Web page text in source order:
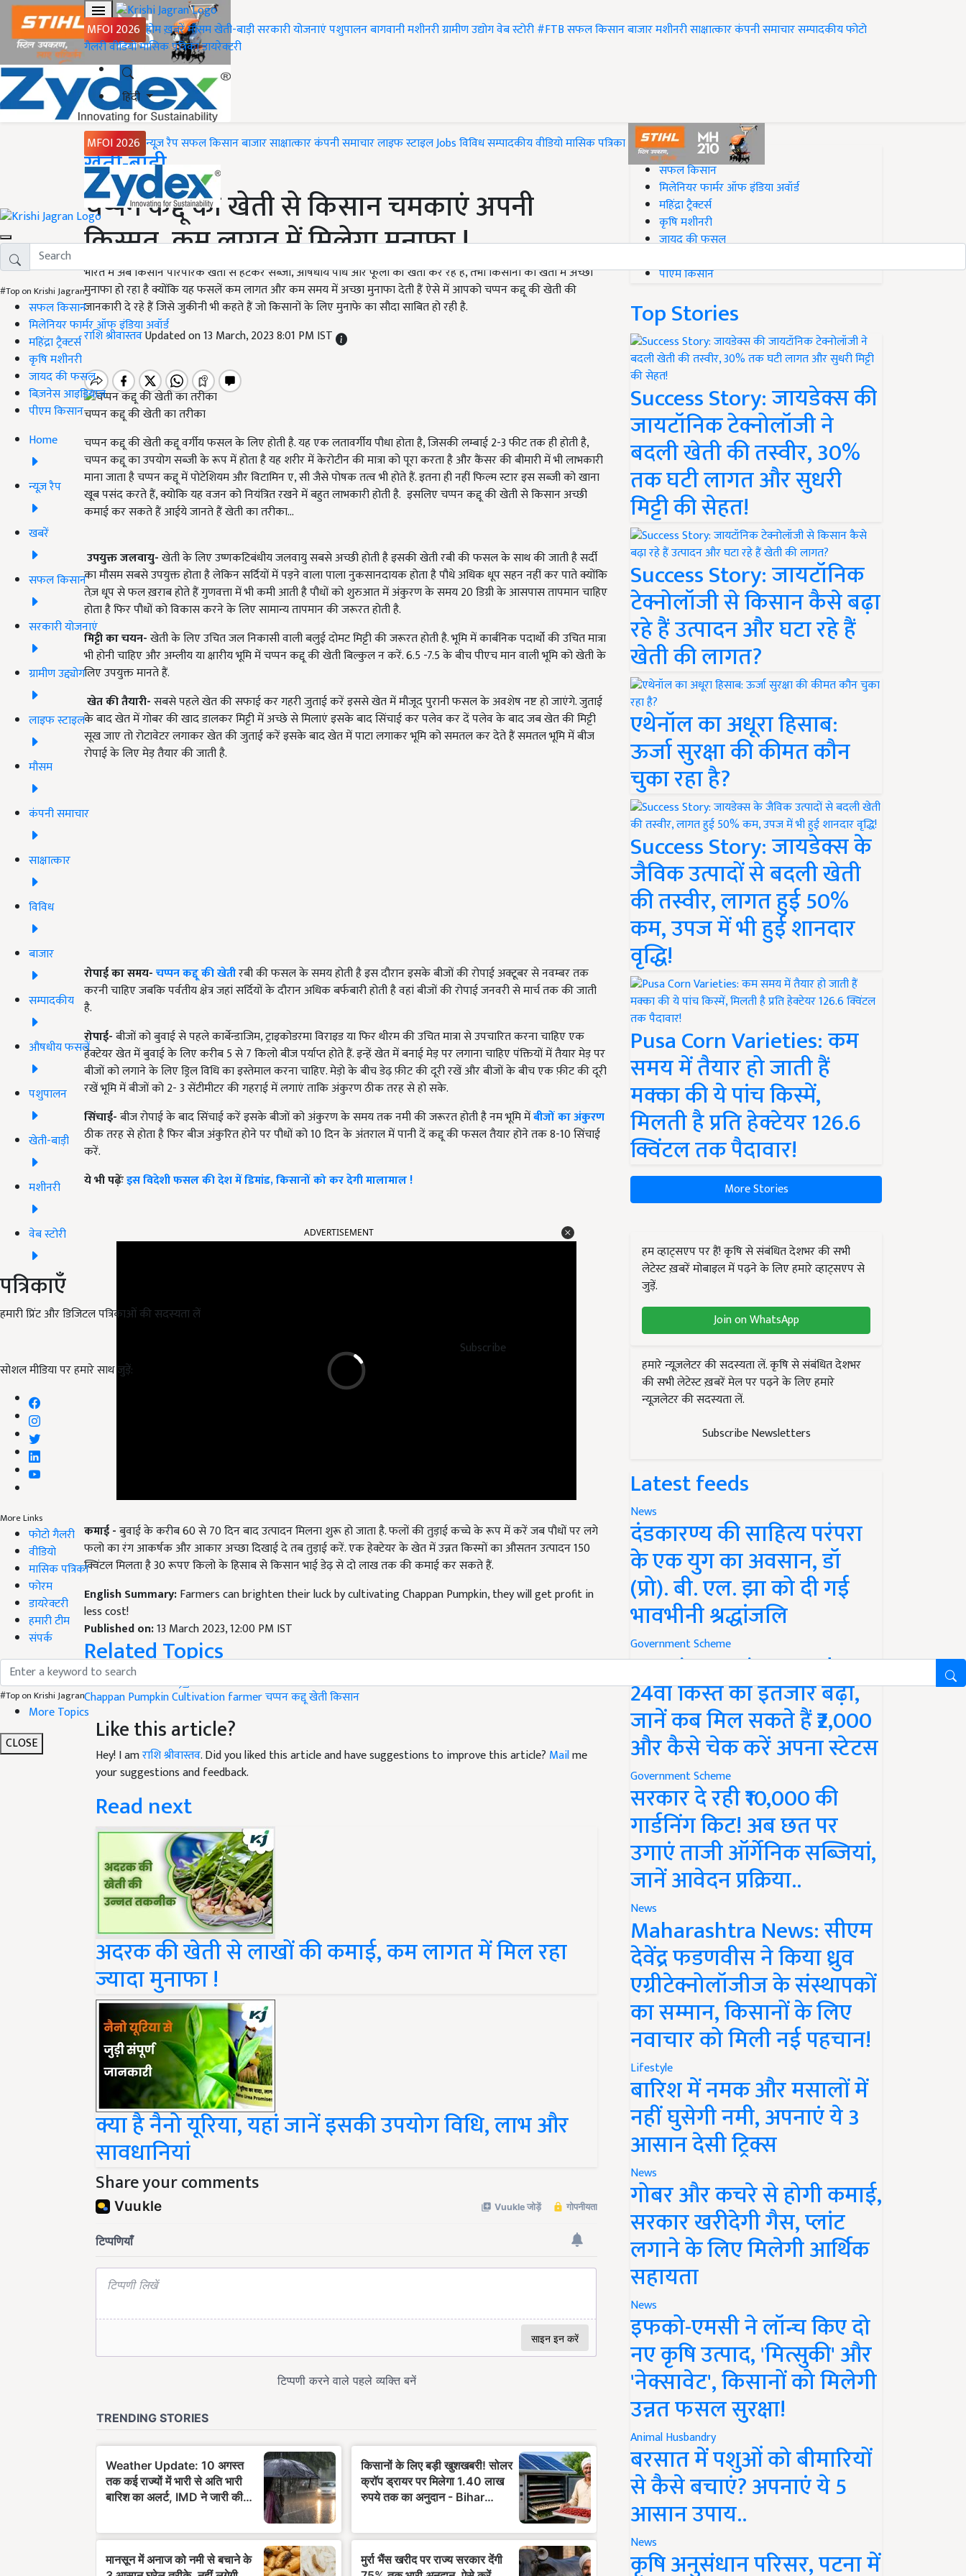
MFOI 2026 होमख़बरेंमौसमखेती-बाड़ीसरकारी योजनाएंपशुपालनबागवानीमशीनरीग्रामीण उद्योगवेब स्टोरी#FTBसफल किसानबाजारमशीनरीसाक्षात्कारकंपनी समाचारसम्पादकीयफोटो
गैलरीवीडियोमासिक पत्रिकाडायरेक्टरी
हिंदी
MFOI 2026 न्यूज़ रैपसफल किसानबाजारसाक्षात्कारकंपनी समाचारलाइफ स्टाइलJobsविविधसम्पादकीयवीडियोमासिक पत्रिका
#Top on Krishi Jagran
सफल किसान
मिलेनियर फार्मर ऑफ इंडिया अवॉर्ड
महिंद्रा ट्रैक्टर्स
कृषि मशीनरी
जायद की फसल
बिज़नेस आइडियाज
पीएम किसान
Home
न्यूज़ रैप
खबरें
सफल किसान
सरकारी योजनाएं
ग्रामीण उद्द्योग
लाइफ स्टाइल
मौसम
कंपनी समाचार
साक्षात्कार
विविध
बाजार
सम्पादकीय
औषधीय फसलें
पशुपालन
खेती-बाड़ी
मशीनरी
वेब स्टोरी
पत्रिकाएँ
हमारी प्रिंट और डिजिटल पत्रिकाओं की सदस्यता लें
Subscribe
सोशल मीडिया पर हमारे साथ जुड़ें:
More Links
फोटो गैलरी
वीडियो
मासिक पत्रिका
फोरम
डायरेक्टरी
हमारी टीम
संपर्क
#Top on Krishi Jagran
More Topics
CLOSE
Home
खेती-बाड़ी
चप्पन कद्दू की खेती से किसान चमकाएं अपनी
किस्मत, कम लागत में मिलेगा मुनाफा !
भारत में अब किसान पारंपरिक खेती से हटकर सब्जी, औषधीय पौधे और फूलों की खेती कर रहे हैं, तभी किसानों को खेती में अच्छा
मुनाफा हो रहा है क्योंकि यह फसलें कम लागत और कम समय में अच्छा मुनाफा देती हैं ऐसे में आपको चप्पन कद्दू की खेती की
जानकारी दे रहे हैं जिसे जुकीनी भी कहते हैं जो किसानों के लिए मुनाफे का सौदा साबित हो रही है.
राशि श्रीवास्तवUpdated on 13 March, 2023 8:01 PM IST
चप्पन कद्दू की खेती का तरीका
चप्पन कद्दू की खेती कद्दू वर्गीय फसल के लिए होती है. यह एक लतावर्गीय पौधा होता है, जिसकी लम्बाई 2-3 फीट तक ही होती है,
चप्पन कद्दू का उपयोग सब्जी के रूप में होता है यह शरीर में केरोटीन की मात्रा को पूरा करता है और कैंसर की बीमारी में भी लाभकारी
माना जाता है चप्पन कद्दू में पोटेशियम और विटामिन ए, सी जैसे पोषक तत्व भी होते हैं. इतना ही नहीं फिल्म स्टार इस सब्जी को खाना
खूब पसंद करते हैं, क्योकि यह वजन को नियंत्रित रखने में बहुत लाभकारी होती है. इसलिए चप्पन कद्दू की खेती से किसान अच्छी
कमाई कर सकते हैं आईये जानते हैं खेती का तरीका...
उपयुक्त जलवायु-खेती के लिए उष्णकटिबंधीय जलवायु सबसे अच्छी होती है इसकी खेती रबी की फसल के साथ की जाती है सर्दी
का मौसम सबसे उपयुक्त होता है लेकिन सर्दियों में पड़ने वाला पाला नुकसानदायक होता है पौधे अधिक धूप सहन नहीं कर पाते क्योंकि
तेज़ धूप से फल ख़राब होते हैं गुणवत्ता में भी कमी आती है पौधों को शुरुआत में अंकुरण के समय 20 डिग्री के आसपास तापमान चाहिए
होता है फिर पौधों को विकास करने के लिए सामान्य तापमान की जरूरत होती है.
मिट्टी का चयन-खेती के लिए उचित जल निकासी वाली बलुई दोमट मिट्टी की जरूरत होती है. भूमि में कार्बनिक पदार्थो की उचित मात्रा
भी होनी चाहिए और अम्लीय या क्षारीय भूमि में चप्पन कद्दू की खेती बिल्कुल न करें. 6.5 -7.5 के बीच पीएच मान वाली भूमि को खेती के
लिए उपयुक्त मानते हैं.
खेत की तैयारी-सबसे पहले खेत की सफाई कर गहरी जुताई करें इससे खेत में मौजूद पुरानी फसल के अवशेष नष्ट हो जाएंगे. जुताई
के बाद खेत में गोबर की खाद डालकर मिट्टी में अच्छे से मिलाएं इसके बाद सिंचाई कर पलेव कर दें पलेव के बाद जब खेत की मिट्टी
सूख जाए तो रोटावेटर लगाकर खेत की जुताई करें इसके बाद खेत में पाटा लगाकर भूमि को समतल कर देते हैं समतल भूमि में बीज
रोपाई के लिए मेड़ तैयार की जाती है.
रोपाई का समय-चप्पन कद्दू की खेतीरबी की फसल के समय होती है इस दौरान इसके बीजों की रोपाई अक्टूबर से नवम्बर तक
करनी चाहिए जबकि पर्वतीय क्षेत्र जहां सर्दियों के दौरान अधिक बर्फबारी होती है वहां बीजों की रोपाई जनवरी से मार्च तक की जाती
है.
रोपाई-बीजों को बुवाई से पहले कार्बेन्डाजिम, ट्राइकोडरमा विराइड या फिर थीरम की उचित मात्रा से उपचारित करना चाहिए एक
हेक्टेयर खेत में बुवाई के लिए करीब 5 से 7 किलो बीज पर्याप्त होते हैं. इन्हें खेत में बनाई मेड़ पर लगाना चाहिए पंक्तियों में तैयार मेड़ पर
बीजों को लगाने के लिए ड्रिल विधि का इस्तेमाल करना चाहिए. मेड़ो के बीच डेढ़ फ़ीट की दूरी रखें और बीजों के बीच एक फ़ीट की दूरी
रखें भूमि में बीजों को 2- 3 सेंटीमीटर की गहराई में लगाएं ताकि अंकुरण ठीक तरह से हो सके.
सिंचाई-बीज रोपाई के बाद सिंचाई करें इसके बीजों को अंकुरण के समय तक नमी की जरूरत होती है नम भूमि मेंबीजों का अंकुरण
ठीक तरह से होता है फिर बीज अंकुरित होने पर पौधों को 10 दिन के अंतराल में पानी दें कद्दू की फसल तैयार होने तक 8-10 सिंचाई
करें.
ये भी पढ़ेंःइस विदेशी फसल की देश में डिमांड, किसानों को कर देगी मालामाल !
ADVERTISEMENT
कमाई -बुवाई के करीब 60 से 70 दिन बाद उत्पादन मिलना शुरू हो जाता है. फलों की तुड़ाई कच्चे के रूप में करें जब पौधों पर लगे
फलो का रंग आकर्षक और आकार अच्छा दिखाई दे तब तुड़ाई करें. एक हेक्टेयर के खेत में उन्नत किस्मों का औसतन उत्पादन 150
क्विंटल मिलता है 30 रूपए किलो के हिसाब से किसान भाई डेढ़ से दो लाख तक की कमाई कर सकते हैं.
English Summary:Farmers can brighten their luck by cultivating Chappan Pumpkin, they will get profit in
less cost!
Published on:13 March 2023, 12:00 PM IST
Related Topics
Vegetable Farming
Chappan PumpkinCultivationfarmerचप्पन कद्दूखेतीकिसान
Like this article?
Hey! I amराशि श्रीवास्तव. Did you liked this article and have suggestions to improve this article? Mailme
your suggestions and feedback.
Read next
अदरक की खेती से लाखों की कमाई, कम लागत में मिल रहा
ज्यादा मुनाफा !
क्या है नैनो यूरिया, यहां जानें इसकी उपयोग विधि, लाभ और
सावधानियां
Share your comments
#Top on Krishi Jagran
सफल किसान
मिलेनियर फार्मर ऑफ इंडिया अवॉर्ड
महिंद्रा ट्रैक्टर्स
कृषि मशीनरी
जायद की फसल
पीएम किसान
Top Stories
Success Story: जायडेक्स की
जायटॉनिक टेक्नोलॉजी ने
बदली खेती की तस्वीर, 30%
तक घटी लागत और सुधरी
मिट्टी की सेहत!
Success Story: जायटॉनिक
टेक्नोलॉजी से किसान कैसे बढ़ा
रहे हैं उत्पादन और घटा रहे हैं
खेती की लागत?
एथेनॉल का अधूरा हिसाब:
ऊर्जा सुरक्षा की कीमत कौन
चुका रहा है?
Success Story: जायडेक्स के
जैविक उत्पादों से बदली खेती
की तस्वीर, लागत हुई 50%
कम, उपज में भी हुई शानदार
वृद्धि!
Pusa Corn Varieties: कम
समय में तैयार हो जाती हैं
मक्का की ये पांच किस्में,
मिलती है प्रति हेक्टेयर 126.6
क्विंटल तक पैदावार!
More Stories
हम व्हाट्सएप पर हैं! कृषि से संबंधित देशभर की सभी
लेटेस्ट ख़बरें मोबाइल में पढ़ने के लिए हमारे व्हाट्सएप से
जुड़ें.
Join on WhatsApp
हमारे न्यूज़लेटर की सदस्यता लें. कृषि से संबंधित देशभर
की सभी लेटेस्ट ख़बरें मेल पर पढ़ने के लिए हमारे
न्यूज़लेटर की सदस्यता लें.
Subscribe Newsletters
Latest feeds
News
दंडकारण्य की साहित्य परंपरा
के एक युग का अवसान, डॉ
(प्रो). बी. एल. झा को दी गई
भावभीनी श्रद्धांजलि
Government Scheme
PM Kisan Yojana Update:
24वीं किस्त का इंतजार बढ़ा,
जानें कब मिल सकते हैं ₹2,000
और कैसे चेक करें अपना स्टेटस
Government Scheme
सरकार दे रही ₹10,000 की
गार्डनिंग किट! अब छत पर
उगाएं ताजी ऑर्गेनिक सब्जियां,
जानें आवेदन प्रक्रिया..
News
Maharashtra News: सीएम
देवेंद्र फडणवीस ने किया ध्रुव
एग्रीटेक्नोलॉजीज के संस्थापकों
का सम्मान, किसानों के लिए
नवाचार को मिली नई पहचान!
Lifestyle
बारिश में नमक और मसालों में
नहीं घुसेगी नमी, अपनाएं ये 3
आसान देसी ट्रिक्स
News
गोबर और कचरे से होगी कमाई,
सरकार खरीदेगी गैस, प्लांट
लगाने के लिए मिलेगी आर्थिक
सहायता
News
इफको-एमसी ने लॉन्च किए दो
नए कृषि उत्पाद, 'मित्सुकी' और
'नेक्सावेट', किसानों को मिलेगी
उन्नत फसल सुरक्षा!
Animal Husbandry
बरसात में पशुओं को बीमारियों
से कैसे बचाएं? अपनाएं ये 5
आसान उपाय..
News
कृषि अनुसंधान परिसर, पटना में